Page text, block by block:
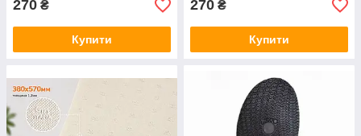
270 ₴
Купити
270 ₴
Купити